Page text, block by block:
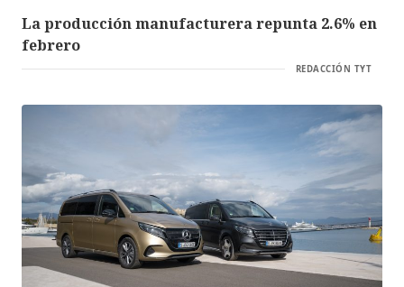
La producción manufacturera repunta 2.6% en
febrero
REDACCIÓN TYT